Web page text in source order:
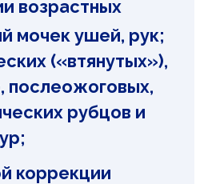
возрастных
мочек ушей, рук;
(«втянутых»),
послеожоговых,
рубцов и
коррекции